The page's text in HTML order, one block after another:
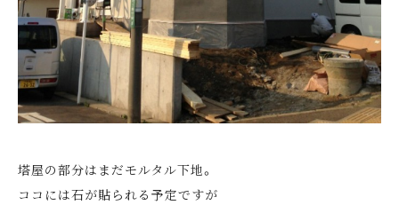
塔屋の部分はまだモルタル下地。
ココには石が貼られる予定ですが